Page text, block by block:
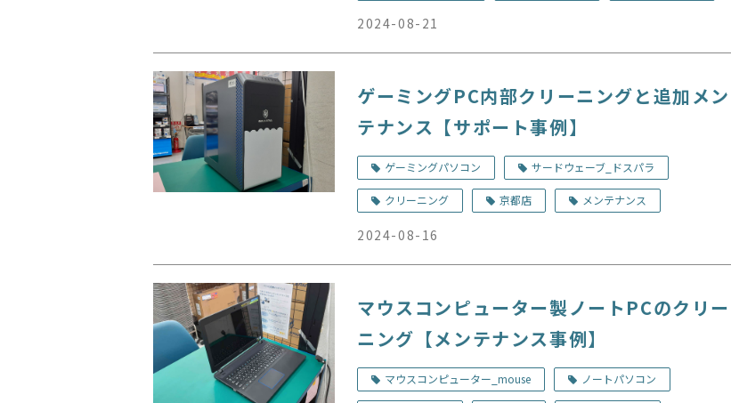
2024-08-21
ゲーミングPC内部クリーニングと追加メン
テナンス【サポート事例】
ゲーミングパソコン サードウェーブ_ドスパラ
クリーニング 京都店 メンテナンス
2024-08-16
マウスコンピューター製ノートPCのクリー
ニング【メンテナンス事例】
マウスコンピューター_mouse ノートパソコン